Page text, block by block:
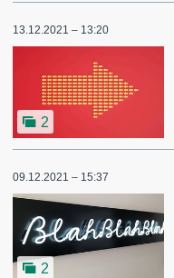
13.12.2021 – 13:20
2
09.12.2021 – 15:37
2